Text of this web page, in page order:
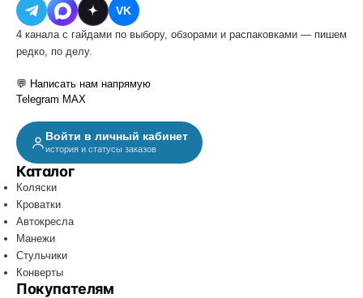
VK
4 канала с гайдами по выбору, обзорами и распаковками — пишем
редко, по делу.
💬 Написать нам напрямую
Telegram MAX
Войти в личный кабинет
история и статусы заказов
Каталог
Коляски
Кроватки
Автокресла
Манежи
Стульчики
Конверты
Покупателям